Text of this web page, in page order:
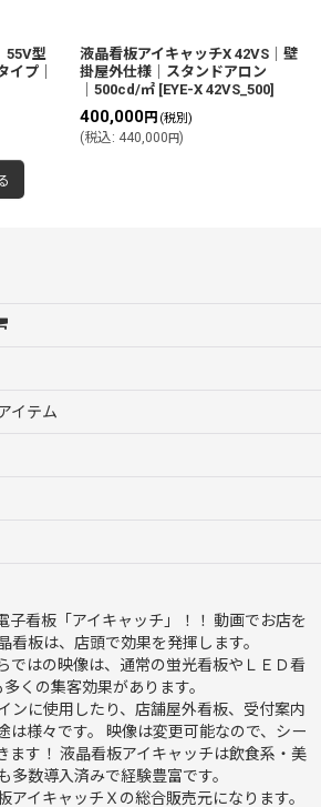
55V型
プ｜
液晶看板アイキャッチX 42VS│壁
掛屋外仕様│スタンドアロン
│500cd/㎡ [EYE-X 42VS_500]
400,000円 (税別)
(税込: 440,000 円)
イテム
子看板「アイキャッチ」！！ 動画でお店を
看板は、店頭で効果を発揮します。
ではの映像は、通常の蛍光看板やＬＥＤ看
くの集客効果があります。
ンに使用したり、店舗屋外看板、受付案内
は様々です。 映像は変更可能なので、シー
ます！ 液晶看板アイキャッチは飲食系・美
多数導入済みで経験豊富です。
アイキャッチＸの総合販売元になります。